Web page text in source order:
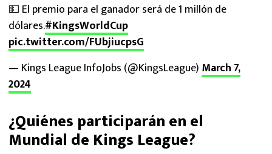
💵 El premio para el ganador será de 1 millón de
dólares.#KingsWorldCup
pic.twitter.com/FUbjiucpsG
— Kings League InfoJobs (@KingsLeague) March 7,
2024
¿Quiénes participarán en el
Mundial de Kings League?